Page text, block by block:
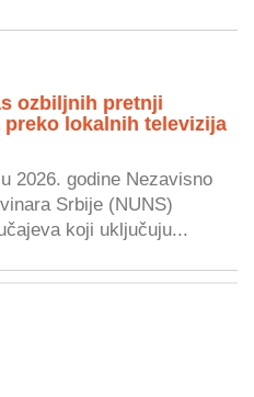
ozbiljnih pretnji
preko lokalnih televizija
2026. godine Nezavisno
Srbije (NUNS)
koji uključuju...